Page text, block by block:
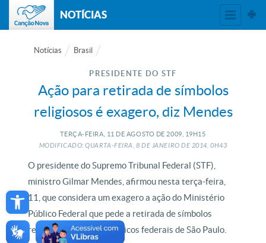
Open toolbar
NOTÍCIAS
Notícias Brasil
PRESIDENTE DO STF
Ação para retirada de símbolos
religiosos é exagero, diz Mendes
TERÇA-FEIRA, 11 DE AGOSTO DE 2009, 19H15
MODIFICADO: QUARTA-FEIRA, 8 DE JANEIRO DE 2014, 0H43
O presidente do Supremo Tribunal Federal (STF),
ministro Gilmar Mendes, afirmou nesta terça-feira,
11, que considera um exagero a ação do Ministério
Público Federal que pede a retirada de símbolos
religiosos nos locais públicos federais de São Paulo.